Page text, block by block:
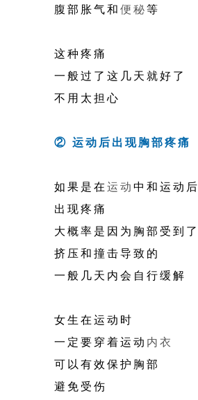
腹部胀气和便秘等
这种疼痛
一般过了这几天就好了
不用太担心
② 运动后出现胸部疼痛
如果是在运动中和运动后
出现疼痛
大概率是因为胸部受到了
挤压和撞击导致的
一般几天内会自行缓解
女生在运动时
一定要穿着运动 内衣
可以有效保护胸部
避免受伤